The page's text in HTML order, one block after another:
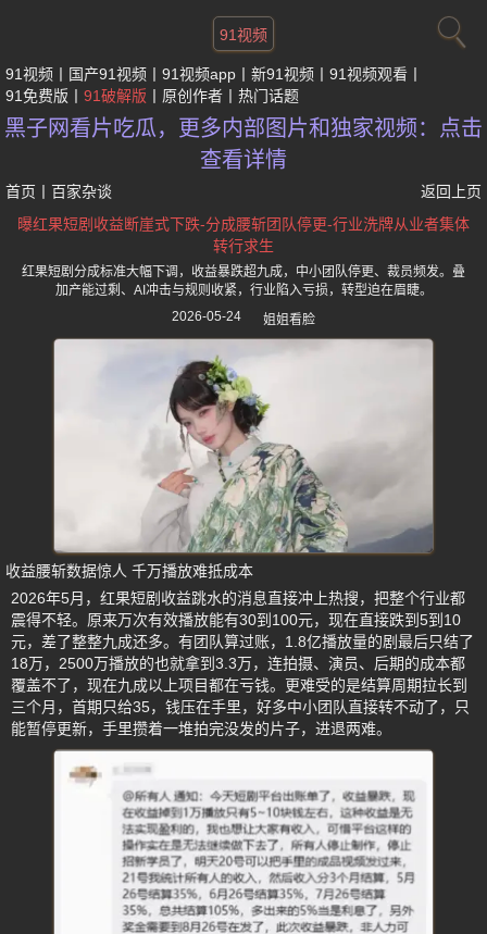
91视频
91视频 国产91视频 91视频app 新91视频
91视频观看
91免费版
91破解版 原创作者 热门话题
黑子网看片吃瓜，更多内部图片和独家视频：点击
查看详情
首页 百家杂谈
返回上页
曝红果短剧收益断崖式下跌-分成腰斩团队停更-行业洗牌从业者集体
转行求生
红果短剧分成标准大幅下调，收益暴跌超九成，中小团队停更、裁员频发。叠
加产能过剩、AI冲击与规则收紧，行业陷入亏损，转型迫在眉睫。
2026-05-24
姐姐看脸
收益腰斩数据惊人 千万播放难抵成本
2026年5月，红果短剧收益跳水的消息直接冲上热搜，把整个行业都
震得不轻。原来万次有效播放能有30到100元，现在直接跌到5到10
元，差了整整九成还多。有团队算过账，1.8亿播放量的剧最后只结了
18万，2500万播放的也就拿到3.3万，连拍摄、演员、后期的成本都
覆盖不了，现在九成以上项目都在亏钱。更难受的是结算周期拉长到
三个月，首期只给35，钱压在手里，好多中小团队直接转不动了，只
能暂停更新，手里攒着一堆拍完没发的片子，进退两难。